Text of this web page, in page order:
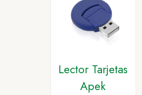
Lector Tarjetas
Apek